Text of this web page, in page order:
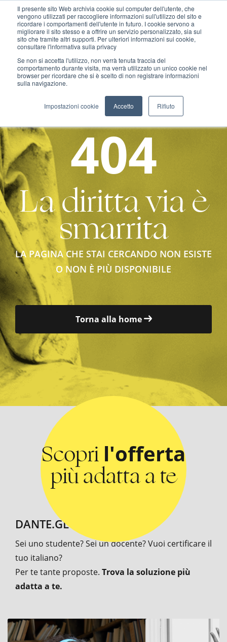
Il presente sito Web archivia cookie sul computer dell'utente, che
vengono utilizzati per raccogliere informazioni sull'utilizzo del sito e
ricordare i comportamenti dell'utente in futuro. I cookie servono a
migliorare il sito stesso e a offrire un servizio personalizzato, sia sul
sito che tramite altri supporti. Per ulteriori informazioni sui cookie,
consultare l'informativa sulla privacy
Se non si accetta l'utilizzo, non verrà tenuta traccia del
comportamento durante visita, ma verrà utilizzato un unico cookie nel
browser per ricordare che si è scelto di non registrare informazioni
sulla navigazione.
Impostazioni cookie Accetto Rifiuto
MENU
404
La diritta via è
smarrita
LA PAGINA CHE STAI CERCANDO NON ESISTE
O NON È PIÙ DISPONIBILE
Torna alla home
Scopri l'offerta
più adatta a te
DANTE.GLOBAL PER TE
Sei uno studente? Sei un docente? Vuoi certificare il
tuo italiano?
Per te tante proposte. Trova la soluzione più
adatta a te.